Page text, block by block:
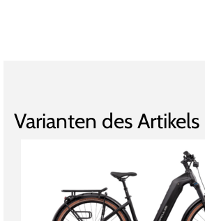
Varianten des Artikels